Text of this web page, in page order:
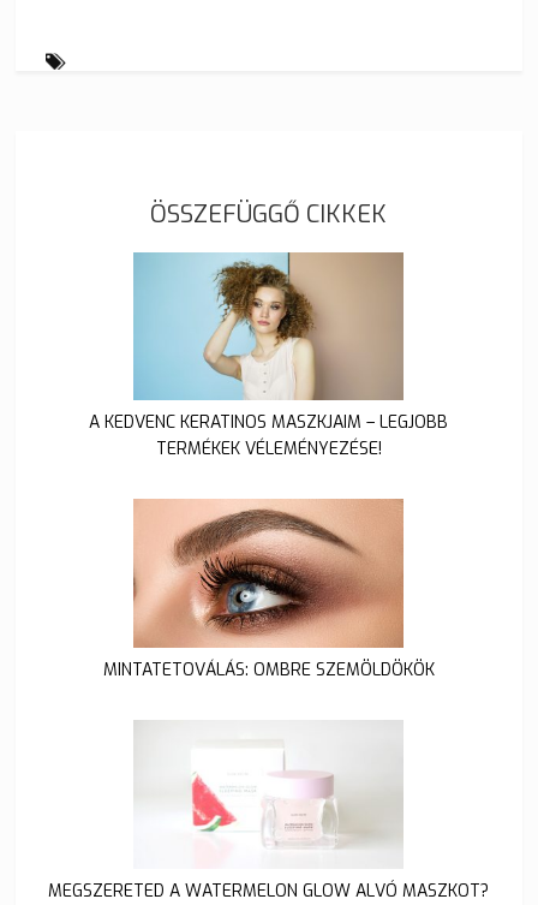
ÖSSZEFÜGGŐ CIKKEK
A KEDVENC KERATINOS MASZKJAIM – LEGJOBB
TERMÉKEK VÉLEMÉNYEZÉSE!
MINTATETOVÁLÁS: OMBRE SZEMÖLDÖKÖK
MEGSZERETED A WATERMELON GLOW ALVÓ MASZKOT?